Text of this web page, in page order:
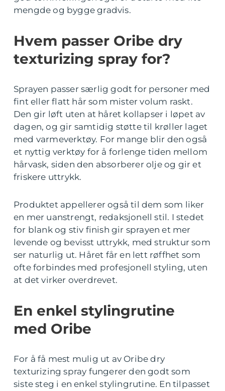
mengde og bygge gradvis.
Hvem passer Oribe dry
texturizing spray for?
Sprayen passer særlig godt for personer med
fint eller flatt hår som mister volum raskt.
Den gir løft uten at håret kollapser i løpet av
dagen, og gir samtidig støtte til krøller laget
med varmeverktøy. For mange blir den også
et nyttig verktøy for å forlenge tiden mellom
hårvask, siden den absorberer olje og gir et
friskere uttrykk.
Produktet appellerer også til dem som liker
en mer uanstrengt, redaksjonell stil. I stedet
for blank og stiv finish gir sprayen et mer
levende og bevisst uttrykk, med struktur som
ser naturlig ut. Håret får en lett røffhet som
ofte forbindes med profesjonell styling, uten
at det virker overdrevet.
En enkel stylingrutine
med Oribe
For å få mest mulig ut av Oribe dry
texturizing spray fungerer den godt som
siste steg i en enkel stylingrutine. En tilpasset